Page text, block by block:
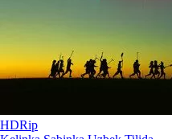
HDRip